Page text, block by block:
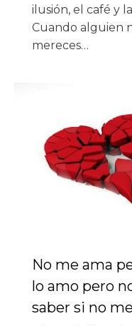
ilusión, el café y
Cuando alguien
mereces…
No me ama
lo amo pero
saber si no